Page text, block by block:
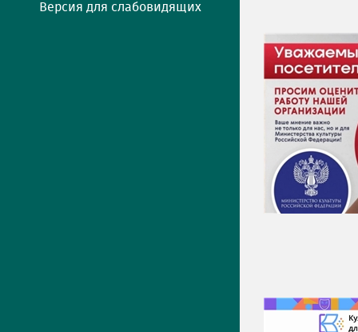
Версия для слабовидящих